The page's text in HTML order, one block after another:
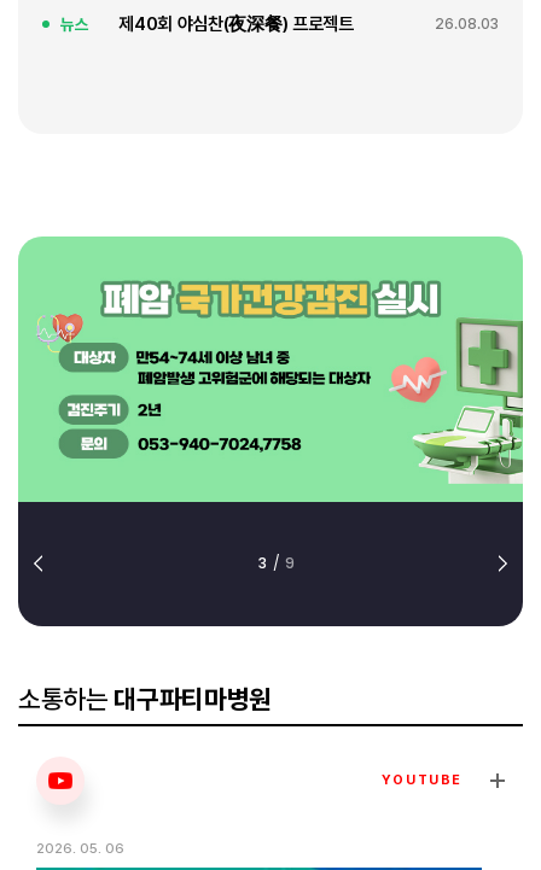
뉴스 제40회 야심찬(夜深餐) 프로젝트 26.08.03
3 / 9
소통하는 대구파티마병원
YOUTUBE
2026. 05. 06